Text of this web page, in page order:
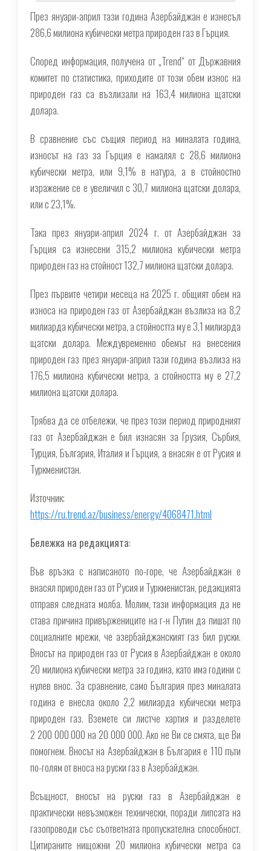
През януари-април тази година Азербайджан е изнесъл
286,6 милиона кубически метра природен газ в Гърция.
Според информация, получена от „Trend“ от Държавния
комитет по статистика, приходите от този обем износ на
природен газ са възлизали на 163,4 милиона щатски
долара.
В сравнение със същия период на миналата година,
износът на газ за Гърция е намалял с 28,6 милиона
кубически метра, или 9,1% в натура, а в стойностно
изражение се е увеличил с 30,7 милиона щатски долара,
или с 23,1%.
Така през януари-април 2024 г. от Азербайджан за
Гърция са изнесени 315,2 милиона кубически метра
природен газ на стойност 132,7 милиона щатски долара.
През първите четири месеца на 2025 г. общият обем на
износа на природен газ от Азербайджан възлиза на 8,2
милиарда кубически метра, а стойността му е 3,1 милиарда
щатски долара. Междувременно обемът на внесения
природен газ през януари-април тази година възлиза на
176,5 милиона кубически метра, а стойността му е 27,2
милиона щатски долара.
Трябва да се отбележи, че през този период природният
газ от Азербайджан е бил изнасян за Грузия, Сърбия,
Турция, България, Италия и Гърция, а внасян е от Русия и
Туркменистан.
Източник:
https://ru.trend.az/business/energy/4068471.html
Бележка на редакцията:
Във връзка с написаното по-горе, че Азербайджан е
внасял природен газ от Русия и Туркменистан, редакцията
отправя следната молба. Молим, тази информация да не
става причина привържениците на г-н Путин да пишат по
социалните мрежи, че азербайджанският газ бил руски.
Вносът на природен газ от Русия в Азербайджан е около
20 милиона кубически метра за година, като има години с
нулев внос. За сравнение, само България през миналата
година е внесла около 2,2 милиарда кубически метра
природен газ. Вземете си листче хартия и разделете
2 200 000 000 на 20 000 000. Ако не Ви се смята, ще Ви
помогнем. Вносът на Азербайджан в България е 110 пъти
по-голям от вноса на руски газ в Азербайджан.
Всъщност, вносът на руски газ в Азербайджан е
практически невъзможен технически, поради липсата на
газопроводи със съответната пропускателна способност.
Цитираните нищожни 20 милиона кубически метра са